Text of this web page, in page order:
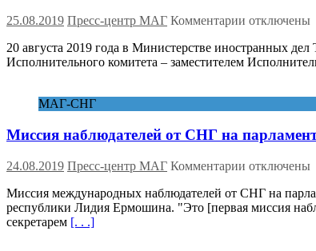
третьи
25.08.2019 Пресс-центр МАГ Комментарии к
В
МИД
делегацией
комитета
отключены
20 августа 2019 года в Министерстве иностранных
Исполнительного комитета – заместителем
МАГ-СНГ
Миссия наблюдателей от СНГ на
24.08.2019 Пресс-центр МАГ Комментарии к
Миссия
отключены
Миссия международных наблюдателей от СНГ на
республики Лидия Ермошина. "Это [первая миссия
секретарем [. . .]